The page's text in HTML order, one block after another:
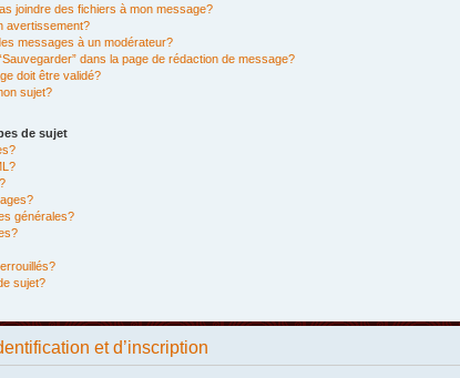
joindre des fichiers à mon message?
avertissement?
messages à un modérateur?
dans la page de rédaction de message?
doit être validé?
sujet?
de sujet
générales?
sujet?
et d’inscription